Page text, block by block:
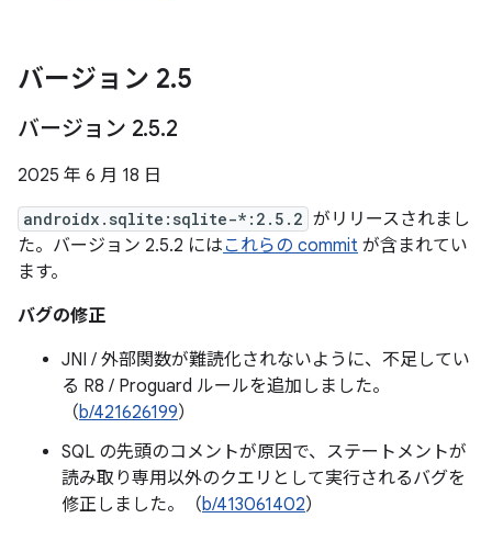
バージョン 2.5
バージョン 2.5.2
2025 年 6 月 18 日
androidx.sqlite:sqlite-*:2.5.2 がリリースされまし
た。バージョン 2.5.2 にはこれらの commit が含まれてい
ます。
バグの修正
JNI / 外部関数が難読化されないように、不足してい
る R8 / Proguard ルールを追加しました。
（b/421626199）
SQL の先頭のコメントが原因で、ステートメントが
読み取り専用以外のクエリとして実行されるバグを
修正しました。（b/413061402）